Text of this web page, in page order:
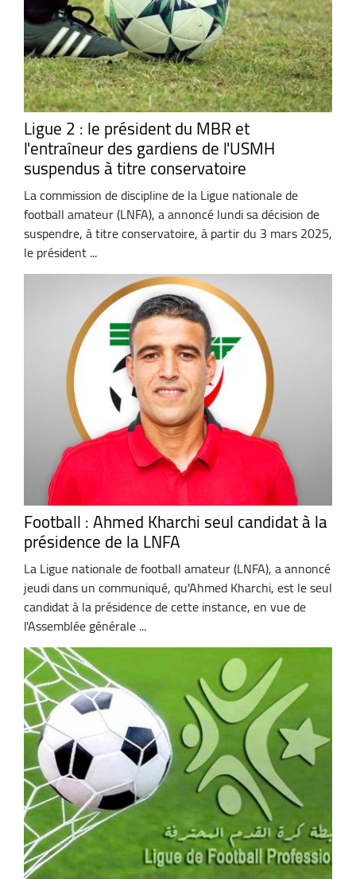
Ligue 2 : le président du MBR et
l'entraîneur des gardiens de l'USMH
suspendus à titre conservatoire
La commission de discipline de la Ligue nationale de
football amateur (LNFA), a annoncé lundi sa décision de
suspendre, à titre conservatoire, à partir du 3 mars 2025,
le président ...
Football : Ahmed Kharchi seul candidat à la
présidence de la LNFA
La Ligue nationale de football amateur (LNFA), a annoncé
jeudi dans un communiqué, qu'Ahmed Kharchi, est le seul
candidat à la présidence de cette instance, en vue de
l'Assemblée générale ...